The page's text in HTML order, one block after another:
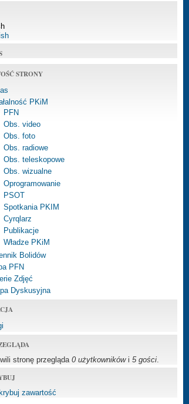
STRONY
PKiM
PFN
Obs. video
Obs. foto
Obs. radiowe
Obs. teleskopowe
Obs. wizualne
Oprogramowanie
PSOT
Spotkania PKIM
Cyrqlarz
Publikacje
Władze PKiM
Bolidów
PFN
Zdjęć
Dyskusyjna
stronę przegląda 0 użytkownikówi 5 gości